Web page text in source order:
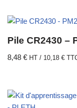
Pile CR2430 –
8,48 € HT / 10,18 €